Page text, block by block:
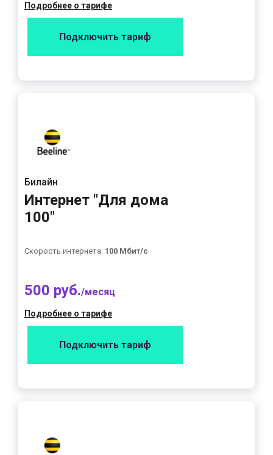
Подробнее о тарифе
Подключить тариф
Билайн
Интернет "Для дома
100"
Скорость интернета: 100 Мбит/с
500 руб./месяц
Подробнее о тарифе
Подключить тариф